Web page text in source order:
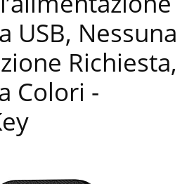
USB, Nessuna
Richiesta,
Colori -